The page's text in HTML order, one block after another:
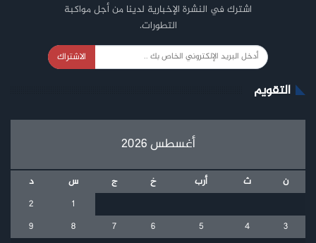
اشترك في النشرة الإخبارية لدينا من أجل مواكبة
التطورات.
الاشتراك
التقويم
أغسطس 2026
ن ث أرب خ ج س
د
1
2
3
4
5
6
7
8
9